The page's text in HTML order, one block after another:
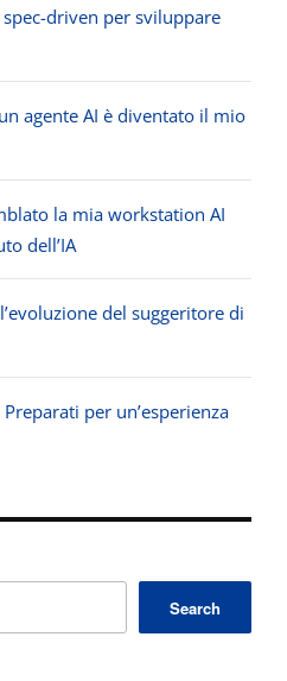
driven per sviluppare
agente AI è diventato il mio
la mia workstation AI
dell’IA
del suggeritore di
Preparati per un’esperienza
Search